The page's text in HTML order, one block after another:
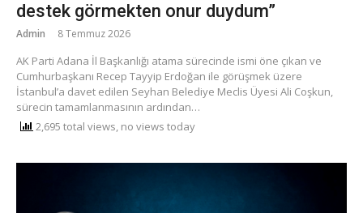
destek görmekten onur duydum”
Admin 8 Temmuz 2026
AK Parti Adana İl Başkanlığı atama sürecinde ismi öne çıkan ve
Cumhurbaşkanı Recep Tayyip Erdoğan ile görüşmek üzere
İstanbul’a davet edilen Seyhan Belediye Meclis Üyesi Ali Coşkun,
sürecin tamamlanmasının ardından…
2,695 total views, no views today